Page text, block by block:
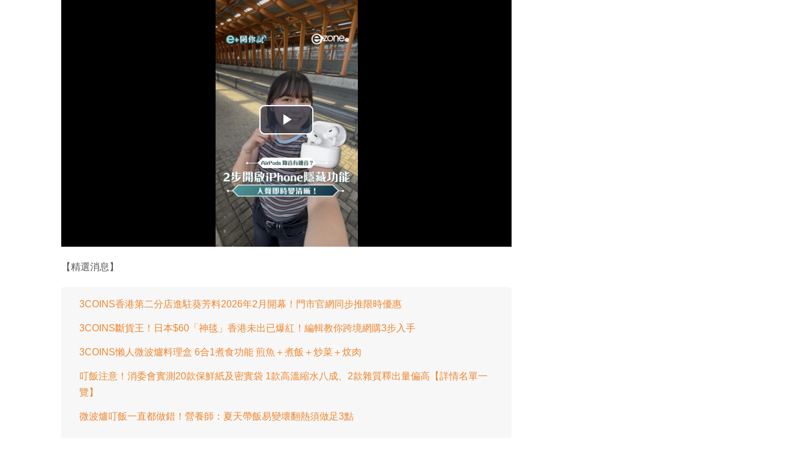
播
放
影
片
【精選消息】
3COINS香港第二分店進駐葵芳料2026年2月開幕！門市官網同步推限時優惠
3COINS斷貨王！日本$60「神毯」香港未出已爆紅！編輯教你跨境網購3步入手
3COINS懶人微波爐料理盒 6合1煮食功能 煎魚＋煮飯＋炒菜＋炆肉
叮飯注意！消委會實測20款保鮮紙及密實袋 1款高溫縮水八成、2款雜質釋出量偏高【詳情名單一
覽】
微波爐叮飯一直都做錯！營養師：夏天帶飯易變壞翻熱須做足3點